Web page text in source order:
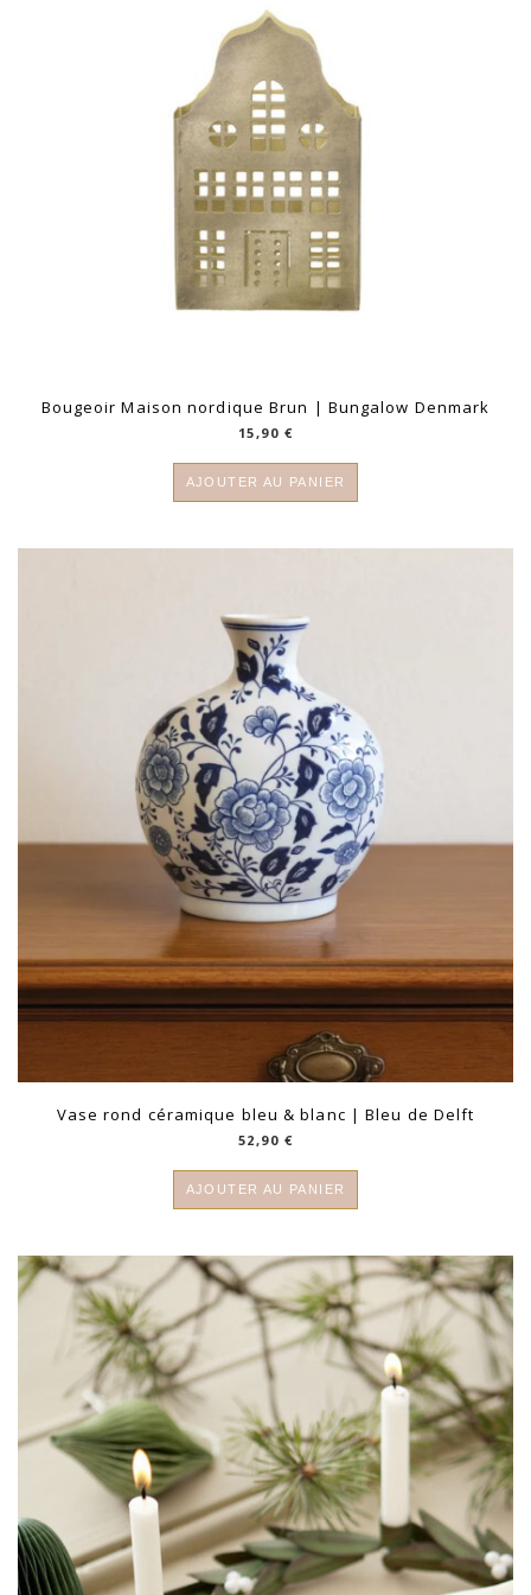
Bougeoir Maison nordique Brun | Bungalow Denmark
15,90 €
AJOUTER AU PANIER
Vase rond céramique bleu & blanc | Bleu de Delft
52,90 €
AJOUTER AU PANIER